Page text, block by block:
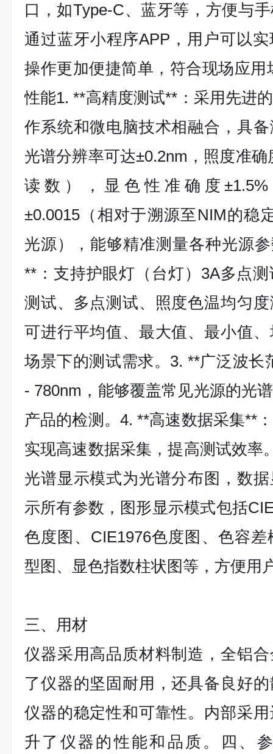
口，如Type-C、蓝牙等，方便与
通过蓝牙小程序APP，用户可以
操作更加便捷简单，符合现场应
性能1. **高精度测试**：采用先进
作系统和微电脑技术相融合，具
光谱分辨率可达±0.2nm，照度准
读数），显色性准确度
±0.0015（相对于溯源至NIM的稳
光源），能够精准测量各种光源
**：支持护眼灯（台灯）3A多点
测试、多点测试、照度色温均匀
可进行平均值、最大值、最小值
场景下的测试需求。3. **广泛波长
- 780nm，能够覆盖常见光源的光
产品的检测。4. **高速数据采集**
实现高速数据采集，提高测试效率
光谱显示模式为光谱分布图，数
示所有参数，图形显示模式包括
色度图、CIE1976色度图、色容
型图、显色指数柱状图等，方便用
三、用材
仪器采用高品质材料制造，全铝
了仪器的坚固耐用，还具备良好
仪器的稳定性和可靠性。内部采
升了仪器的性能和品质。四、